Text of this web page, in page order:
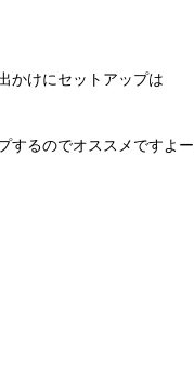
かけにセットアップは
するのでオススメですよ